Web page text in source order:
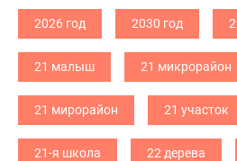
2026 год 2030 год
21 малыш 21 микрорайон
21 мирорайон 21 участок
21-я школа 22 дерева